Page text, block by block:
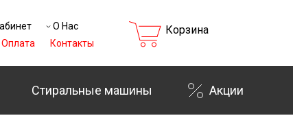
О Нас
Оплата Контакты
Корзина
Стиральные машины Акции